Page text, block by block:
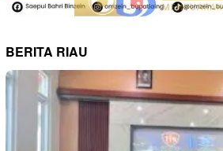
BERITA RIAU